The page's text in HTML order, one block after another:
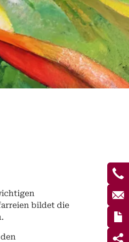
bildet die